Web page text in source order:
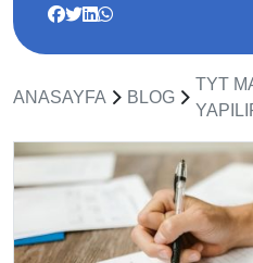
ANASAYFA BLOG
TYT